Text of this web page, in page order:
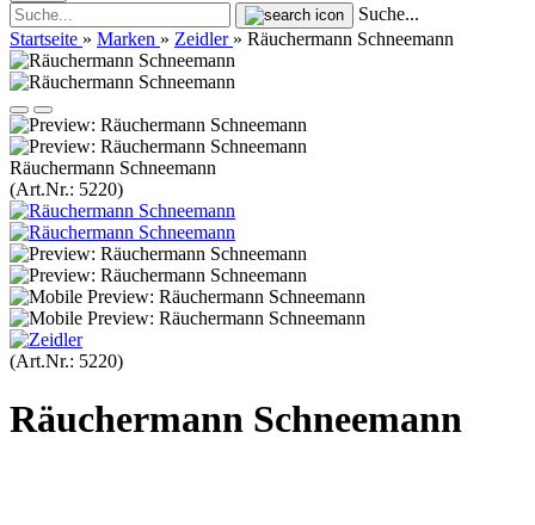
Suche...
Startseite » Marken » Zeidler » Räuchermann Schneemann
Räuchermann Schneemann
(Art.Nr.: 5220)
(Art.Nr.: 5220)
Räuchermann Schneemann